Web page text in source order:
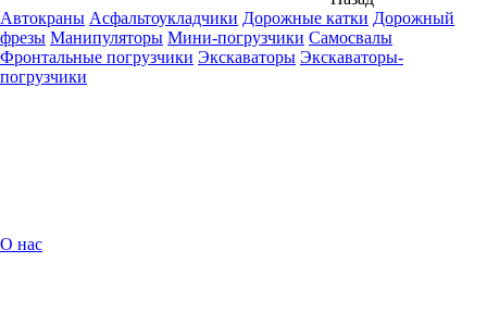
Автокраны Асфальтоукладчики Дорожные катки Дорожный
фрезы Манипуляторы Мини-погрузчики Самосвалы
Фронтальные погрузчики Экскаваторы Экскаваторы-
погрузчики
О нас